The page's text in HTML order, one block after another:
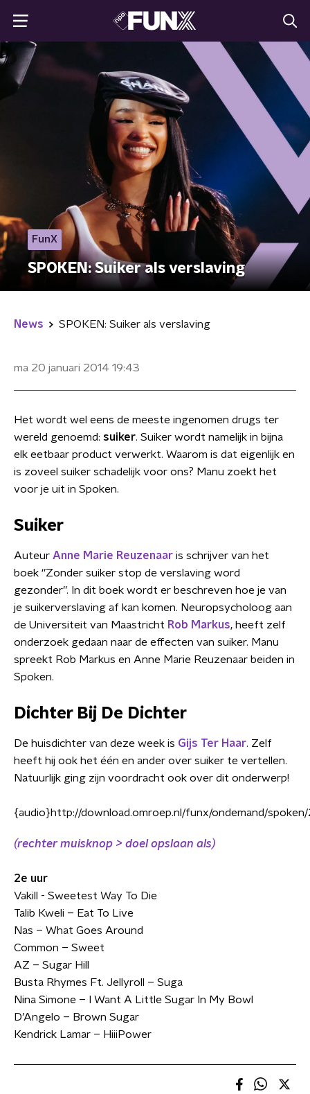
FunX
SPOKEN: Suiker als verslaving
News SPOKEN: Suiker als verslaving
ma 20 januari 2014 19:43
Het wordt wel eens de meeste ingenomen drugs ter
wereld genoemd: suiker. Suiker wordt namelijk in bijna
elk eetbaar product verwerkt. Waarom is dat eigenlijk en
is zoveel suiker schadelijk voor ons? Manu zoekt het
voor je uit in Spoken.
Suiker
Auteur Anne Marie Reuzenaar is schrijver van het
boek ‘’Zonder suiker stop de verslaving word
gezonder’’. In dit boek wordt er beschreven hoe je van
je suikerverslaving af kan komen. Neuropsycholoog aan
de Universiteit van Maastricht Rob Markus, heeft zelf
onderzoek gedaan naar de effecten van suiker. Manu
spreekt Rob Markus en Anne Marie Reuzenaar beiden in
Spoken.
Dichter Bij De Dichter
De huisdichter van deze week is Gijs Ter Haar. Zelf
heeft hij ook het één en ander over suiker te vertellen.
Natuurlijk ging zijn voordracht ook over dit onderwerp!
{audio}http://download.omroep.nl/funx/ondemand/
(rechter muisknop > doel opslaan als)
2e uur
Vakill - Sweetest Way To Die
Talib Kweli – Eat To Live
Nas – What Goes Around
Common – Sweet
AZ – Sugar Hill
Busta Rhymes Ft. Jellyroll – Suga
Nina Simone – I Want A Little Sugar In My Bowl
D’Angelo – Brown Sugar
Kendrick Lamar – HiiiPower